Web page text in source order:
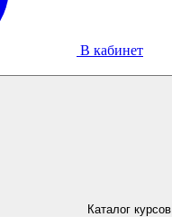
В кабинет
Каталог курсов